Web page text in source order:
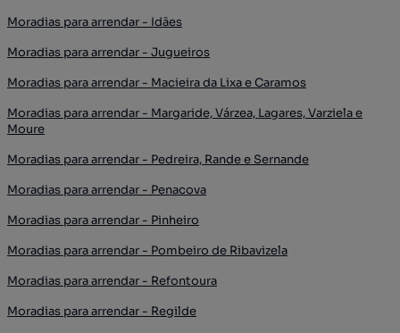
Moradias para arrendar - Idães
Moradias para arrendar - Jugueiros
Moradias para arrendar - Macieira da Lixa e Caramos
Moradias para arrendar - Margaride, Várzea, Lagares, Varziela e
Moure
Moradias para arrendar - Pedreira, Rande e Sernande
Moradias para arrendar - Penacova
Moradias para arrendar - Pinheiro
Moradias para arrendar - Pombeiro de Ribavizela
Moradias para arrendar - Refontoura
Moradias para arrendar - Regilde